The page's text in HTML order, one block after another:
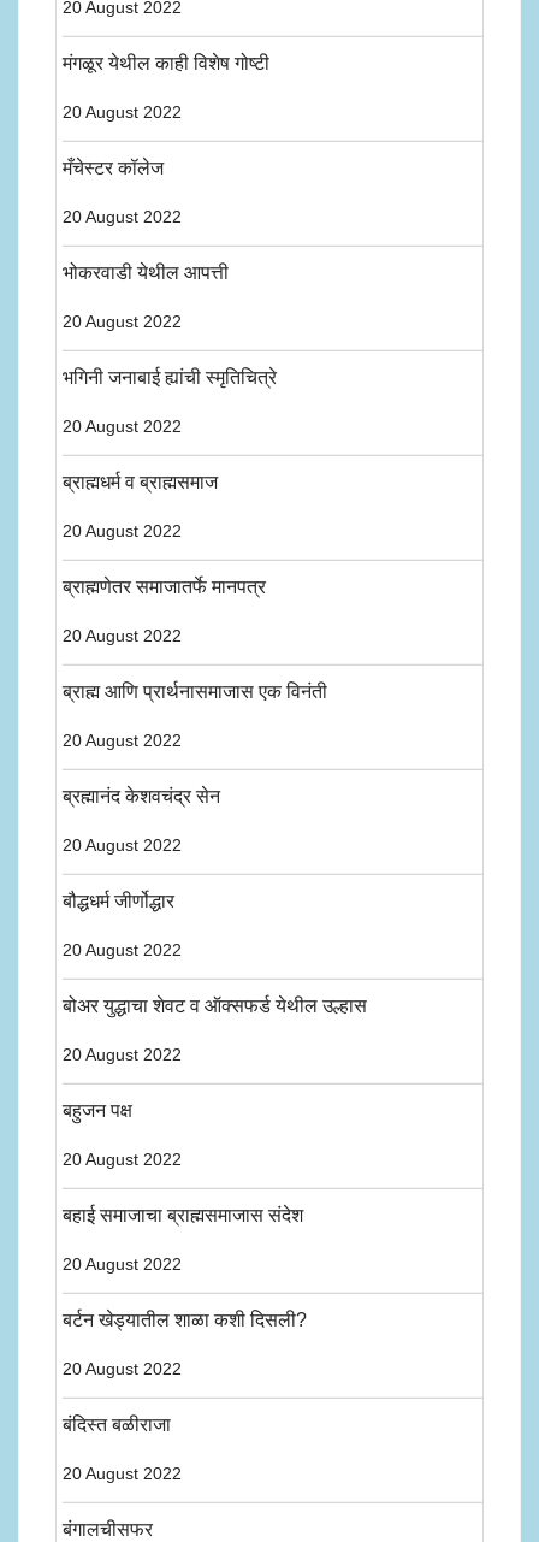
20 August 2022
मंगळूर येथील काही विशेष गोष्टी
20 August 2022
मँचेस्टर कॉलेज
20 August 2022
भोकरवाडी येथील आपत्ती
20 August 2022
भगिनी जनाबाई ह्यांची स्मृतिचित्रे
20 August 2022
ब्राह्मधर्म व ब्राह्मसमाज
20 August 2022
ब्राह्मणेतर समाजातर्फे मानपत्र
20 August 2022
ब्राह्म आणि प्रार्थनासमाजास एक विनंती
20 August 2022
ब्रह्मानंद केशवचंद्र सेन
20 August 2022
बौद्धधर्म जीर्णोद्धार
20 August 2022
बोअर युद्धाचा शेवट व ऑक्सफर्ड येथील उल्हास
20 August 2022
बहुजन पक्ष
20 August 2022
बहाई समाजाचा ब्राह्मसमाजास संदेश
20 August 2022
बर्टन खेड्यातील शाळा कशी दिसली?
20 August 2022
बंदिस्त बळीराजा
20 August 2022
बंगालचीसफर